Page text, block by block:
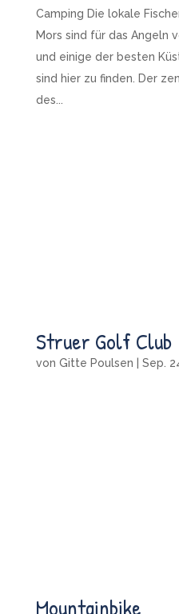
Camping Die lokale
Mors sind für das Angeln
und einige der besten
sind hier zu finden. Der
des...
Struer Golf Club
von Gitte Poulsen Sep.
Mountainbike